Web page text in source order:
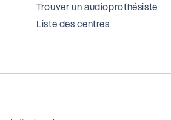
Trouver un audioprothésiste
Liste des centres